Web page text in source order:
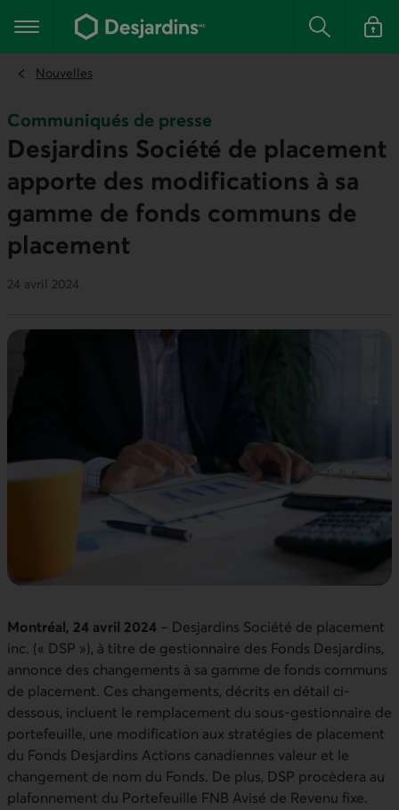
contenu
Menu principal Rechercher
Se
Nouvelles
Communiqués de presse
Desjardins Société de placement
apporte des modifications à sa
gamme de fonds communs de
placement
24 avril 2024
Montréal, 24 avril 2024 – Desjardins Société de placement
inc. (« DSP »), à titre de gestionnaire des Fonds Desjardins,
annonce des changements à sa gamme de fonds communs
de placement. Ces changements, décrits en détail ci-
dessous, incluent le remplacement du sous-gestionnaire de
portefeuille, une modification aux stratégies de placement
du Fonds Desjardins Actions canadiennes valeur et le
changement de nom du Fonds. De plus, DSP procèdera au
plafonnement du Portefeuille FNB Avisé de Revenu fixe.